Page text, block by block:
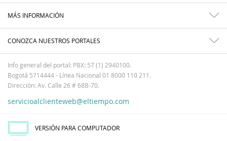
MÁS INFORMACIÓN
CONOZCA NUESTROS PORTALES
Info general del portal: PBX: 57 (1) 2940100.
Bogotá 5714444 - Línea Nacional 01 8000 110 211.
Dirección: Av. Calle 26 # 68B-70.
servicioalclienteweb@eltiempo.com
VERSIÓN PARA COMPUTADOR